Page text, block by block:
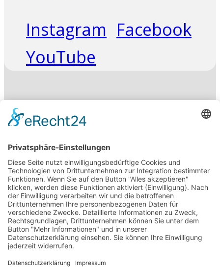
Instagram Facebook
YouTube
HSP
Ausschreibung
Anfahrt
Über Uns
Der Verein
Abteilungsleitung
Abt. Historie
SVG Mitgliedsbeiträge